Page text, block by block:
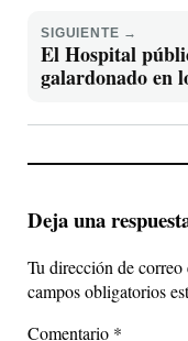
SIGUIENTE →
El Hospital
galardonado en
Deja una
Tu dirección de
campos obligatorios
Comentario *